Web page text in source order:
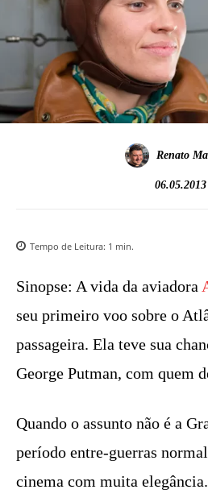
Renato
06.05.2013
Tempo de Leitura: 1 min.
Sinopse: A vida da aviadora
seu primeiro voo sobre o
passageira. Ela teve sua
George Putman, com quem
Quando o assunto não é a
período entre-guerras
cinema com muita